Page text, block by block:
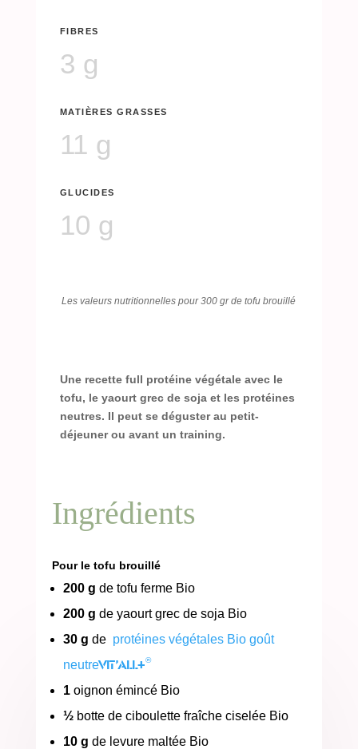
FIBRES
3 g
MATIÈRES GRASSES
11 g
GLUCIDES
10 g
Les valeurs nutritionnelles pour 300 gr de tofu brouillé
Une recette full protéine végétale avec le
tofu, le yaourt grec de soja et les protéines
neutres. Il peut se déguster au petit-
déjeuner ou avant un training.
Ingrédients
Pour le tofu brouillé
200 g de tofu ferme Bio
200 g de yaourt grec de soja Bio
30 g de protéines végétales Bio goût
neutreVit’All+®
1oignon émincé Bio
½botte de ciboulette fraîche ciselée Bio
10 g de levure maltée Bio